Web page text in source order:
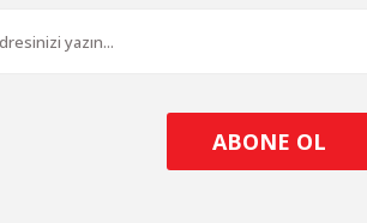
ABONE OL